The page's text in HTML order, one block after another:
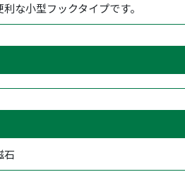
な小型フックタイプです。
石